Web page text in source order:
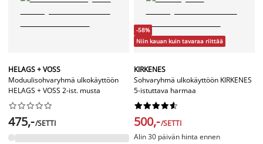
HELAGS + VOSS
Moduulisohvaryhmä ulkokäyttöön
HELAGS + VOSS 2-ist. musta






475,-/SETTI
-58%
Niin kauan kuin tavaraa riittää
KIRKENES
Sohvaryhmä ulkokäyttöön KIRKENES
5-istuttava harmaa






500,-/SETTI
Alin 30 päivän hinta ennen